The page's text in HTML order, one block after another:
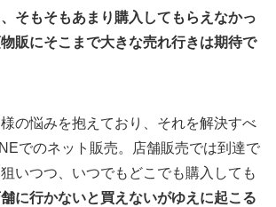
そもそもあまり購入してもらえなかっ
販にそこまで大きな売れ行きは期待で
の悩みを抱えており、それを解決すべ
でのネット販売。店舗販売では到達で
いつつ、いつでもどこでも購入しても
舗に行かないと買えないがゆえに起こる